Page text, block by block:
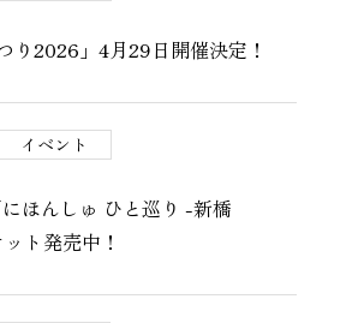
り2026」4月29日開催決定！
イベント
ほんしゅ ひと巡り -新橋
ト発売中！